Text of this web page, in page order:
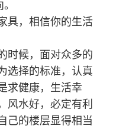
具，相信你的生活
候，面对众多的
选择的标准，认真
求健康，生活幸
风水好，必定有利
己的楼层显得相当